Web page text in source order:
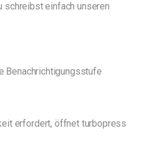
schreibst einfach unseren
Benachrichtigungsstufe
erfordert, öffnet turbopress